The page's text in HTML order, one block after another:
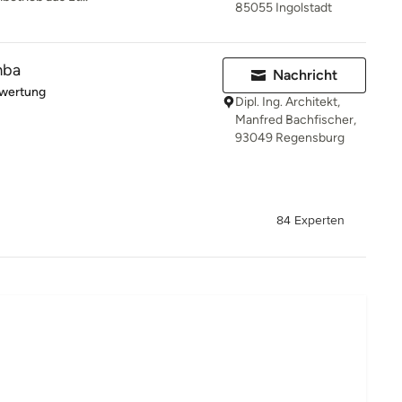
85055 Ingolstadt
5 von 5 Sternen
Nachricht
Dipl. Ing. Architekt,
Manfred Bachfischer,
93049 Regensburg
84 Experten